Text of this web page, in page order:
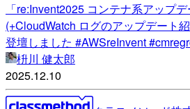
「re:Invent2025 コンテナ系アップ
(+CloudWatch ログのアップデート
登壇しました #AWSreInvent
枡川 健太郎
2025.12.10